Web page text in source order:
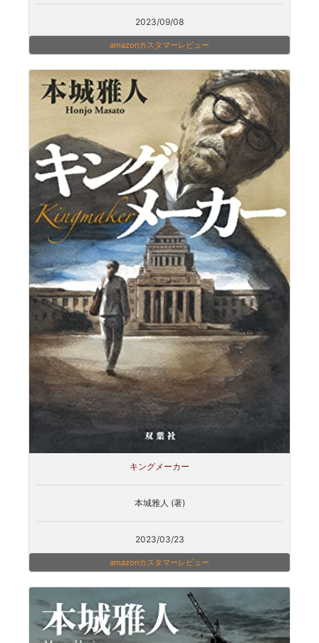
2023/09/08
amazonカスタマーレビュー
キングメーカー
本城雅人 (著)
2023/03/23
amazonカスタマーレビュー